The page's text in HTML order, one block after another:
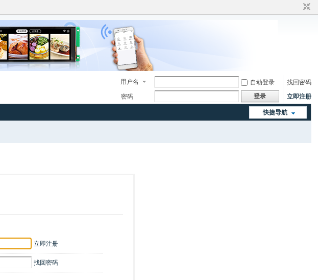
用户名 自动登录
找回密码
密码
登录 立即注册
快捷导航
立即注册
找回密码